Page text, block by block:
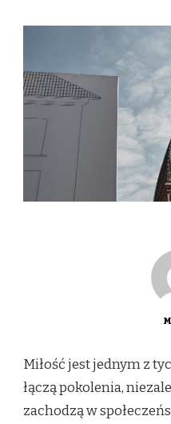
Miłość jest jednym z
łączą pokolenia,
zachodzą w